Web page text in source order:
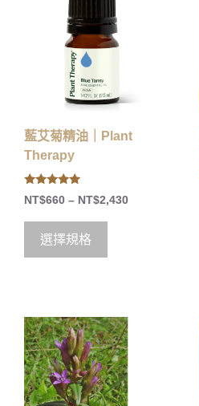
藍艾菊精油｜Plant
Therapy
5.00
out of 5
NT$660 – NT$2,430
選擇規格